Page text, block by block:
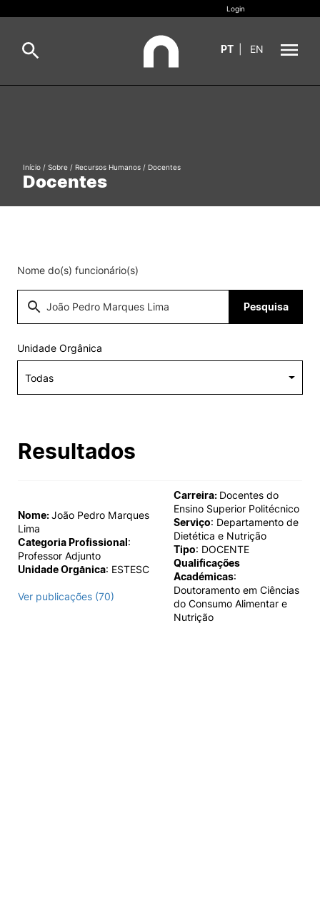
Internacional
II&D e Empresas
Ação Social
Alumni
Projetos PRR
Europeia Política de Privacidade e Cookies
Sugestões,
©2026 Instituto Politécnico de
Login
PT EN
Oferta Formativa
Docentes
Início / Sobre / Recursos Humanos / Docentes
Nome do(s) funcionário(s)
Pesquisa
Unidade Orgânica
Resultados
Nome:João Pedro Marques
Lima
Categoria Profissional:
Professor Adjunto
Unidade Orgânica: ESTESC
Ver publicações (70)
Carreira: Docentes do
Ensino Superior Politécnico
Serviço: Departamento de
Dietética e Nutrição
Tipo: DOCENTE
Qualificações
Académicas:
Doutoramento em Ciências
do Consumo Alimentar e
Nutrição